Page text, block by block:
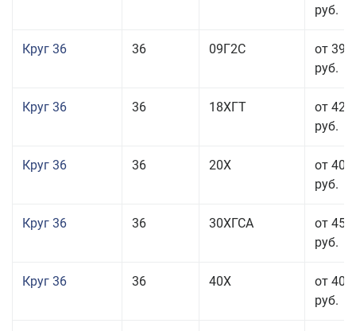
руб.
Круг 36 36 09Г2С
от 39
руб.
Круг 36 36 18ХГТ
от 42
руб.
Круг 36 36 20Х
от 40
руб.
Круг 36 36 30ХГСА
от 45
руб.
Круг 36 36 40Х
от 40
руб.